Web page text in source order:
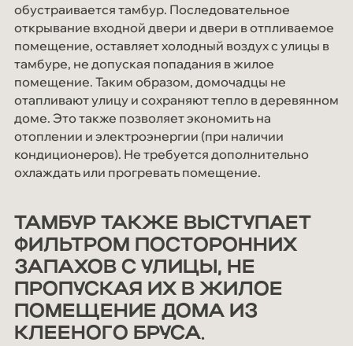
обустраивается тамбур. Последовательное
открывание входной двери и двери в отпливаемое
помещение, оставляет холодный воздух с улицы в
тамбуре, не допуская попадания в жилое
помещение. Таким образом, домочадцы не
отапливают улицу и сохраняют тепло в деревянном
доме. Это также позволяет экономить на
отоплении и электроэнергии (при наличии
кондиционеров). Не требуется дополнительно
охлаждать или прогревать помещение.
ТАМБУР ТАКЖЕ ВЫСТУПАЕТ
ФИЛЬТРОМ ПОСТОРОННИХ
ЗАПАХОВ С УЛИЦЫ, НЕ
ПРОПУСКАЯ ИХ В ЖИЛОЕ
ПОМЕЩЕНИЕ ДОМА ИЗ
КЛЕЕНОГО БРУСА.